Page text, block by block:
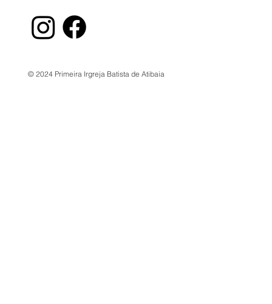
© 2024 Primeira Irgreja Batista de Atibaia